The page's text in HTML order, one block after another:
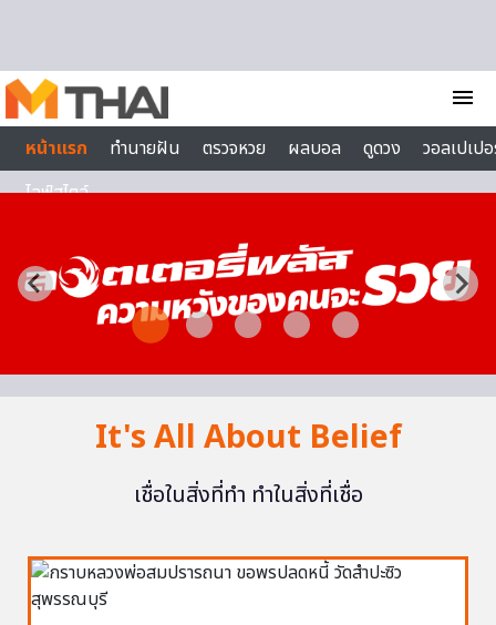
menu
หน้าแรก
ทำนายฝัน ตรวจหวย ผลบอล ดูดวง
วอลเปเป
ไลฟ์สไตล์
It's All About Belief
เชื่อในสิ่งที่ทำ ทำในสิ่งที่เชื่อ